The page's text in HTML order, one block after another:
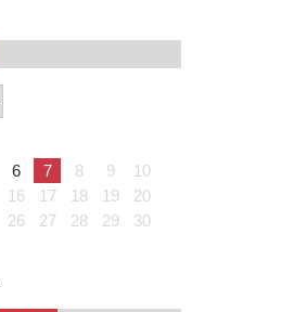
6 7 8 9
10
16 17 18 19
20
26 27 28 29
30